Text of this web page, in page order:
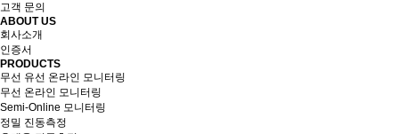
고객 문의
ABOUT US
회사소개
인증서
PRODUCTS
무선 유선 온라인 모니터링
무선 온라인 모니터링
Semi-Online 모니터링
정밀 진동측정